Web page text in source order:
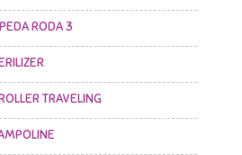
RODA 3
TRAVELING